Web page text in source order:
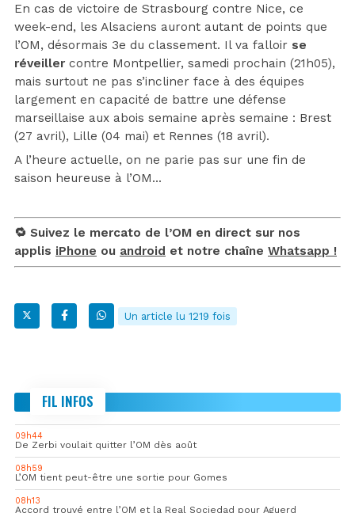
En cas de victoire de Strasbourg contre Nice, ce
week-end, les Alsaciens auront autant de points que
l’OM, désormais 3e du classement. Il va falloir se
réveiller contre Montpellier, samedi prochain (21h05),
mais surtout ne pas s’incliner face à des équipes
largement en capacité de battre une défense
marseillaise aux abois semaine après semaine : Brest
(27 avril), Lille (04 mai) et Rennes (18 avril).
A l’heure actuelle, on ne parie pas sur une fin de
saison heureuse à l’OM…
🔁 Suivez le mercato de l’OM en direct sur nos
applis iPhone ou android et notre chaîne Whatsapp !
Un article lu 1219 fois
FIL INFOS
09h44
De Zerbi voulait quitter l’OM dès août
08h59
L’OM tient peut-être une sortie pour Gomes
08h13
Accord trouvé entre l’OM et la Real Sociedad pour Aguerd